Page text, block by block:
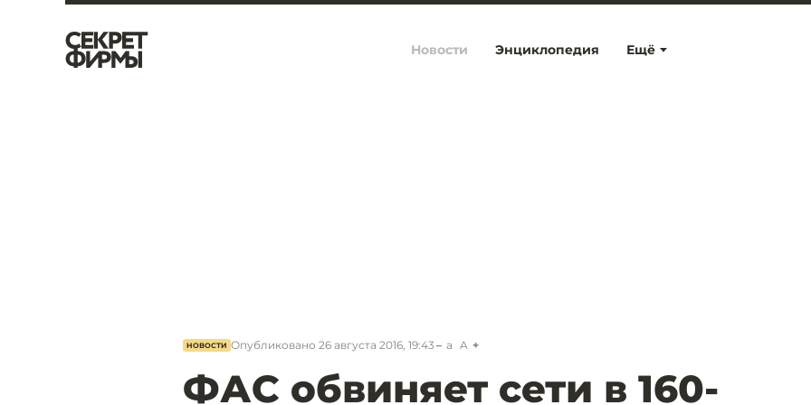
Ещё
Новости Энциклопедия
НОВОСТИ Опубликовано 26 августа 2016, 19:43 a A
ФАС обвиняет сети в 160-